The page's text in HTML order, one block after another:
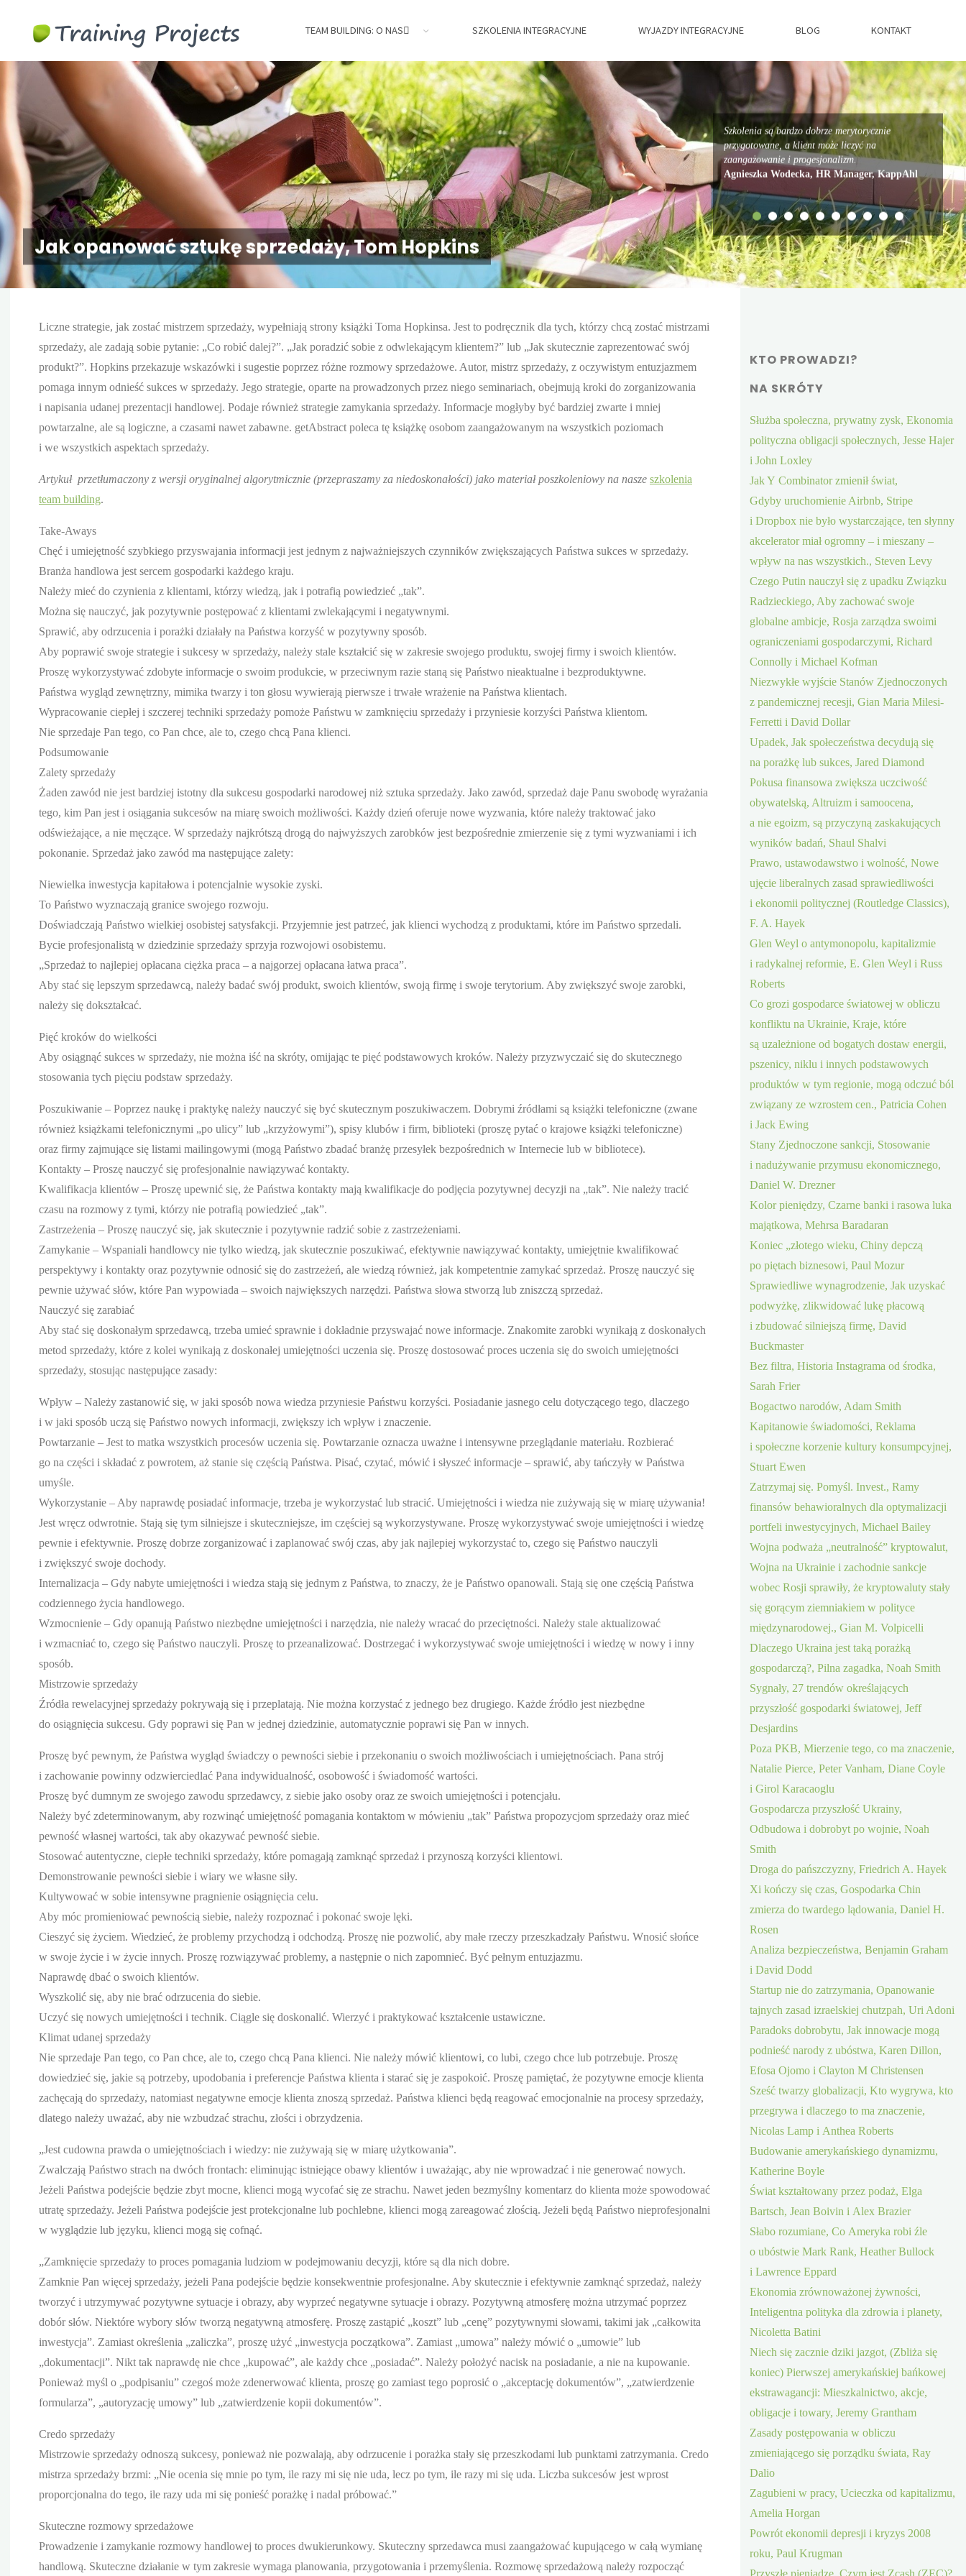
integracyjne,
team
building
TEAM BUILDING: O NAS SZKOLENIA INTEGRACYJNE WYJAZDY INTEGRACYJNE BLOG KONTAKT
Jak opanować sztukę sprzedaży, Tom Hopkins
Szkolenia są bardzo dobrze merytorycznie
przygotowane, a klient może liczyć na
zaangażowanie i progesjonalizm.
Agnieszka Wodecka, HR Manager, KappAhl
Liczne strategie, jak zostać mistrzem sprzedaży, wypełniają strony książki Toma Hopkinsa. Jest to podręcznik dla tych, którzy chcą zostać mistrzami
sprzedaży, ale zadają sobie pytanie: „Co robić dalej?”. „Jak poradzić sobie z odwlekającym klientem?” lub „Jak skutecznie zaprezentować swój
produkt?”. Hopkins przekazuje wskazówki i sugestie poprzez różne rozmowy sprzedażowe. Autor, mistrz sprzedaży, z oczywistym entuzjazmem
pomaga innym odnieść sukces w sprzedaży. Jego strategie, oparte na prowadzonych przez niego seminariach, obejmują kroki do zorganizowania
i napisania udanej prezentacji handlowej. Podaje również strategie zamykania sprzedaży. Informacje mogłyby być bardziej zwarte i mniej
powtarzalne, ale są logiczne, a czasami nawet zabawne. getAbstract poleca tę książkę osobom zaangażowanym na wszystkich poziomach
i we wszystkich aspektach sprzedaży.
Artykuł przetłumaczony z wersji oryginalnej algorytmicznie (przepraszamy za niedoskonałości) jako materiał poszkoleniowy na nasze szkolenia
team building.
Take-Aways
Chęć i umiejętność szybkiego przyswajania informacji jest jednym z najważniejszych czynników zwiększających Państwa sukces w sprzedaży.
Branża handlowa jest sercem gospodarki każdego kraju.
Należy mieć do czynienia z klientami, którzy wiedzą, jak i potrafią powiedzieć „tak”.
Można się nauczyć, jak pozytywnie postępować z klientami zwlekającymi i negatywnymi.
Sprawić, aby odrzucenia i porażki działały na Państwa korzyść w pozytywny sposób.
Aby poprawić swoje strategie i sukcesy w sprzedaży, należy stale kształcić się w zakresie swojego produktu, swojej firmy i swoich klientów.
Proszę wykorzystywać zdobyte informacje o swoim produkcie, w przeciwnym razie staną się Państwo nieaktualne i bezproduktywne.
Państwa wygląd zewnętrzny, mimika twarzy i ton głosu wywierają pierwsze i trwałe wrażenie na Państwa klientach.
Wypracowanie ciepłej i szczerej techniki sprzedaży pomoże Państwu w zamknięciu sprzedaży i przyniesie korzyści Państwa klientom.
Nie sprzedaje Pan tego, co Pan chce, ale to, czego chcą Pana klienci.
Podsumowanie
Zalety sprzedaży
Żaden zawód nie jest bardziej istotny dla sukcesu gospodarki narodowej niż sztuka sprzedaży. Jako zawód, sprzedaż daje Panu swobodę wyrażania
tego, kim Pan jest i osiągania sukcesów na miarę swoich możliwości. Każdy dzień oferuje nowe wyzwania, które należy traktować jako
odświeżające, a nie męczące. W sprzedaży najkrótszą drogą do najwyższych zarobków jest bezpośrednie zmierzenie się z tymi wyzwaniami i ich
pokonanie. Sprzedaż jako zawód ma następujące zalety:
Niewielka inwestycja kapitałowa i potencjalnie wysokie zyski.
To Państwo wyznaczają granice swojego rozwoju.
Doświadczają Państwo wielkiej osobistej satysfakcji. Przyjemnie jest patrzeć, jak klienci wychodzą z produktami, które im Państwo sprzedali.
Bycie profesjonalistą w dziedzinie sprzedaży sprzyja rozwojowi osobistemu.
„Sprzedaż to najlepiej opłacana ciężka praca – a najgorzej opłacana łatwa praca”.
Aby stać się lepszym sprzedawcą, należy badać swój produkt, swoich klientów, swoją firmę i swoje terytorium. Aby zwiększyć swoje zarobki,
należy się dokształcać.
Pięć kroków do wielkości
Aby osiągnąć sukces w sprzedaży, nie można iść na skróty, omijając te pięć podstawowych kroków. Należy przyzwyczaić się do skutecznego
stosowania tych pięciu podstaw sprzedaży.
Poszukiwanie – Poprzez naukę i praktykę należy nauczyć się być skutecznym poszukiwaczem. Dobrymi źródłami są książki telefoniczne (zwane
również książkami telefonicznymi „po ulicy” lub „krzyżowymi”), spisy klubów i firm, biblioteki (proszę pytać o krajowe książki telefoniczne)
oraz firmy zajmujące się listami mailingowymi (mogą Państwo zbadać branżę przesyłek bezpośrednich w Internecie lub w bibliotece).
Kontakty – Proszę nauczyć się profesjonalnie nawiązywać kontakty.
Kwalifikacja klientów – Proszę upewnić się, że Państwa kontakty mają kwalifikacje do podjęcia pozytywnej decyzji na „tak”. Nie należy tracić
czasu na rozmowy z tymi, którzy nie potrafią powiedzieć „tak”.
Zastrzeżenia – Proszę nauczyć się, jak skutecznie i pozytywnie radzić sobie z zastrzeżeniami.
Zamykanie – Wspaniali handlowcy nie tylko wiedzą, jak skutecznie poszukiwać, efektywnie nawiązywać kontakty, umiejętnie kwalifikować
perspektywy i kontakty oraz pozytywnie odnosić się do zastrzeżeń, ale wiedzą również, jak kompetentnie zamykać sprzedaż. Proszę nauczyć się
pewnie używać słów, które Pan wypowiada – swoich największych narzędzi. Państwa słowa stworzą lub zniszczą sprzedaż.
Nauczyć się zarabiać
Aby stać się doskonałym sprzedawcą, trzeba umieć sprawnie i dokładnie przyswajać nowe informacje. Znakomite zarobki wynikają z doskonałych
metod sprzedaży, które z kolei wynikają z doskonałej umiejętności uczenia się. Proszę dostosować proces uczenia się do swoich umiejętności
sprzedaży, stosując następujące zasady:
Wpływ – Należy zastanowić się, w jaki sposób nowa wiedza przyniesie Państwu korzyści. Posiadanie jasnego celu dotyczącego tego, dlaczego
i w jaki sposób uczą się Państwo nowych informacji, zwiększy ich wpływ i znaczenie.
Powtarzanie – Jest to matka wszystkich procesów uczenia się. Powtarzanie oznacza uważne i intensywne przeglądanie materiału. Rozbierać
go na części i składać z powrotem, aż stanie się częścią Państwa. Pisać, czytać, mówić i słyszeć informacje – sprawić, aby tańczyły w Państwa
umyśle.
Wykorzystanie – Aby naprawdę posiadać informacje, trzeba je wykorzystać lub stracić. Umiejętności i wiedza nie zużywają się w miarę używania!
Jest wręcz odwrotnie. Stają się tym silniejsze i skuteczniejsze, im częściej są wykorzystywane. Proszę wykorzystywać swoje umiejętności i wiedzę
pewnie i efektywnie. Proszę dobrze zorganizować i zaplanować swój czas, aby jak najlepiej wykorzystać to, czego się Państwo nauczyli
i zwiększyć swoje dochody.
Internalizacja – Gdy nabyte umiejętności i wiedza stają się jednym z Państwa, to znaczy, że je Państwo opanowali. Stają się one częścią Państwa
codziennego życia handlowego.
Wzmocnienie – Gdy opanują Państwo niezbędne umiejętności i narzędzia, nie należy wracać do przeciętności. Należy stale aktualizować
i wzmacniać to, czego się Państwo nauczyli. Proszę to przeanalizować. Dostrzegać i wykorzystywać swoje umiejętności i wiedzę w nowy i inny
sposób.
Mistrzowie sprzedaży
Źródła rewelacyjnej sprzedaży pokrywają się i przeplatają. Nie można korzystać z jednego bez drugiego. Każde źródło jest niezbędne
do osiągnięcia sukcesu. Gdy poprawi się Pan w jednej dziedzinie, automatycznie poprawi się Pan w innych.
Proszę być pewnym, że Państwa wygląd świadczy o pewności siebie i przekonaniu o swoich możliwościach i umiejętnościach. Pana strój
i zachowanie powinny odzwierciedlać Pana indywidualność, osobowość i świadomość wartości.
Proszę być dumnym ze swojego zawodu sprzedawcy, z siebie jako osoby oraz ze swoich umiejętności i potencjału.
Należy być zdeterminowanym, aby rozwinąć umiejętność pomagania kontaktom w mówieniu „tak” Państwa propozycjom sprzedaży oraz mieć
pewność własnej wartości, tak aby okazywać pewność siebie.
Stosować autentyczne, ciepłe techniki sprzedaży, które pomagają zamknąć sprzedaż i przynoszą korzyści klientowi.
Demonstrowanie pewności siebie i wiary we własne siły.
Kultywować w sobie intensywne pragnienie osiągnięcia celu.
Aby móc promieniować pewnością siebie, należy rozpoznać i pokonać swoje lęki.
Cieszyć się życiem. Wiedzieć, że problemy przychodzą i odchodzą. Proszę nie pozwolić, aby małe rzeczy przeszkadzały Państwu. Wnosić słońce
w swoje życie i w życie innych. Proszę rozwiązywać problemy, a następnie o nich zapomnieć. Być pełnym entuzjazmu.
Naprawdę dbać o swoich klientów.
Wyszkolić się, aby nie brać odrzucenia do siebie.
Uczyć się nowych umiejętności i technik. Ciągle się doskonalić. Wierzyć i praktykować kształcenie ustawiczne.
Klimat udanej sprzedaży
Nie sprzedaje Pan tego, co Pan chce, ale to, czego chcą Pana klienci. Nie należy mówić klientowi, co lubi, czego chce lub potrzebuje. Proszę
dowiedzieć się, jakie są potrzeby, upodobania i preferencje Państwa klienta i starać się je zaspokoić. Proszę pamiętać, że pozytywne emocje klienta
zachęcają do sprzedaży, natomiast negatywne emocje klienta znoszą sprzedaż. Państwa klienci będą reagować emocjonalnie na procesy sprzedaży,
dlatego należy uważać, aby nie wzbudzać strachu, złości i obrzydzenia.
„Jest cudowna prawda o umiejętnościach i wiedzy: nie zużywają się w miarę użytkowania”.
Zwalczają Państwo strach na dwóch frontach: eliminując istniejące obawy klientów i uważając, aby nie wprowadzać i nie generować nowych.
Jeżeli Państwa podejście będzie zbyt mocne, klienci mogą wycofać się ze strachu. Nawet jeden bezmyślny komentarz do klienta może spowodować
utratę sprzedaży. Jeżeli Państwa podejście jest protekcjonalne lub pochlebne, klienci mogą zareagować złością. Jeżeli będą Państwo nieprofesjonalni
w wyglądzie lub języku, klienci mogą się cofnąć.
„Zamknięcie sprzedaży to proces pomagania ludziom w podejmowaniu decyzji, które są dla nich dobre.
Zamknie Pan więcej sprzedaży, jeżeli Pana podejście będzie konsekwentnie profesjonalne. Aby skutecznie i efektywnie zamknąć sprzedaż, należy
tworzyć i utrzymywać pozytywne sytuacje i obrazy, aby wyprzeć negatywne sytuacje i obrazy. Pozytywną atmosferę można utrzymać poprzez
dobór słów. Niektóre wybory słów tworzą negatywną atmosferę. Proszę zastąpić „koszt” lub „cenę” pozytywnymi słowami, takimi jak „całkowita
inwestycja”. Zamiast określenia „zaliczka”, proszę użyć „inwestycja początkowa”. Zamiast „umowa” należy mówić o „umowie” lub
„dokumentacji”. Nikt tak naprawdę nie chce „kupować”, ale każdy chce „posiadać”. Należy położyć nacisk na posiadanie, a nie na kupowanie.
Ponieważ myśl o „podpisaniu” czegoś może zdenerwować klienta, proszę go zamiast tego poprosić o „akceptację dokumentów”, „zatwierdzenie
formularza”, „autoryzację umowy” lub „zatwierdzenie kopii dokumentów”.
Credo sprzedaży
Mistrzowie sprzedaży odnoszą sukcesy, ponieważ nie pozwalają, aby odrzucenie i porażka stały się przeszkodami lub punktami zatrzymania. Credo
mistrza sprzedaży brzmi: „Nie ocenia się mnie po tym, ile razy mi się nie uda, lecz po tym, ile razy mi się uda. Liczba sukcesów jest wprost
proporcjonalna do tego, ile razy uda mi się ponieść porażkę i nadal próbować.”
Skuteczne rozmowy sprzedażowe
Prowadzenie i zamykanie rozmowy handlowej to proces dwukierunkowy. Skuteczny sprzedawca musi zaangażować kupującego w całą wymianę
handlową. Skuteczne działanie w tym zakresie wymaga planowania, przygotowania i przemyślenia. Rozmowę sprzedażową należy rozpocząć
KTO PROWADZI?
NA SKRÓTY
Służba społeczna, prywatny zysk, Ekonomia
polityczna obligacji społecznych, Jesse Hajer
i John Loxley
Jak Y Combinator zmienił świat,
Gdyby uruchomienie Airbnb, Stripe
i Dropbox nie było wystarczające, ten słynny
akcelerator miał ogromny – i mieszany –
wpływ na nas wszystkich., Steven Levy
Czego Putin nauczył się z upadku Związku
Radzieckiego, Aby zachować swoje
globalne ambicje, Rosja zarządza swoimi
ograniczeniami gospodarczymi, Richard
Connolly i Michael Kofman
Niezwykłe wyjście Stanów Zjednoczonych
z pandemicznej recesji, Gian Maria Milesi-
Ferretti i David Dollar
Upadek, Jak społeczeństwa decydują się
na porażkę lub sukces, Jared Diamond
Pokusa finansowa zwiększa uczciwość
obywatelską, Altruizm i samoocena,
a nie egoizm, są przyczyną zaskakujących
wyników badań, Shaul Shalvi
Prawo, ustawodawstwo i wolność, Nowe
ujęcie liberalnych zasad sprawiedliwości
i ekonomii politycznej (Routledge Classics),
F. A. Hayek
Glen Weyl o antymonopolu, kapitalizmie
i radykalnej reformie, E. Glen Weyl i Russ
Roberts
Co grozi gospodarce światowej w obliczu
konfliktu na Ukrainie, Kraje, które
są uzależnione od bogatych dostaw energii,
pszenicy, niklu i innych podstawowych
produktów w tym regionie, mogą odczuć ból
związany ze wzrostem cen., Patricia Cohen
i Jack Ewing
Stany Zjednoczone sankcji, Stosowanie
i nadużywanie przymusu ekonomicznego,
Daniel W. Drezner
Kolor pieniędzy, Czarne banki i rasowa luka
majątkowa, Mehrsa Baradaran
Koniec „złotego wieku, Chiny depczą
po piętach biznesowi, Paul Mozur
Sprawiedliwe wynagrodzenie, Jak uzyskać
podwyżkę, zlikwidować lukę płacową
i zbudować silniejszą firmę, David
Buckmaster
Bez filtra, Historia Instagrama od środka,
Sarah Frier
Bogactwo narodów, Adam Smith
Kapitanowie świadomości, Reklama
i społeczne korzenie kultury konsumpcyjnej,
Stuart Ewen
Zatrzymaj się. Pomyśl. Invest., Ramy
finansów behawioralnych dla optymalizacji
portfeli inwestycyjnych, Michael Bailey
Wojna podważa „neutralność” kryptowalut,
Wojna na Ukrainie i zachodnie sankcje
wobec Rosji sprawiły, że kryptowaluty stały
się gorącym ziemniakiem w polityce
międzynarodowej., Gian M. Volpicelli
Dlaczego Ukraina jest taką porażką
gospodarczą?, Pilna zagadka, Noah Smith
Sygnały, 27 trendów określających
przyszłość gospodarki światowej, Jeff
Desjardins
Poza PKB, Mierzenie tego, co ma znaczenie,
Natalie Pierce, Peter Vanham, Diane Coyle
i Girol Karacaoglu
Gospodarcza przyszłość Ukrainy,
Odbudowa i dobrobyt po wojnie, Noah
Smith
Droga do pańszczyzny, Friedrich A. Hayek
Xi kończy się czas, Gospodarka Chin
zmierza do twardego lądowania, Daniel H.
Rosen
Analiza bezpieczeństwa, Benjamin Graham
i David Dodd
Startup nie do zatrzymania, Opanowanie
tajnych zasad izraelskiej chutzpah, Uri Adoni
Paradoks dobrobytu, Jak innowacje mogą
podnieść narody z ubóstwa, Karen Dillon,
Efosa Ojomo i Clayton M Christensen
Sześć twarzy globalizacji, Kto wygrywa, kto
przegrywa i dlaczego to ma znaczenie,
Nicolas Lamp i Anthea Roberts
Budowanie amerykańskiego dynamizmu,
Katherine Boyle
Świat kształtowany przez podaż, Elga
Bartsch, Jean Boivin i Alex Brazier
Słabo rozumiane, Co Ameryka robi źle
o ubóstwie Mark Rank, Heather Bullock
i Lawrence Eppard
Ekonomia zrównoważonej żywności,
Inteligentna polityka dla zdrowia i planety,
Nicoletta Batini
Niech się zacznie dziki jazgot, (Zbliża się
koniec) Pierwszej amerykańskiej bańkowej
ekstrawagancji: Mieszkalnictwo, akcje,
obligacje i towary, Jeremy Grantham
Zasady postępowania w obliczu
zmieniającego się porządku świata, Ray
Dalio
Zagubieni w pracy, Ucieczka od kapitalizmu,
Amelia Horgan
Powrót ekonomii depresji i kryzys 2008
roku, Paul Krugman
Przyszłe pieniądze, Czym jest Zcash (ZEC)?,